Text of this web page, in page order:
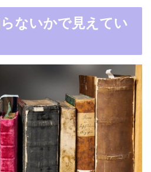
ないかで見えてい